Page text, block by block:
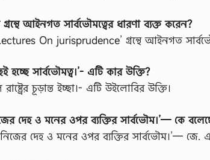
আইনগত সার্বভৌমত্বের ধারণা ব্যক্ত করেন?
On jurisprudence’ গ্রন্থে আইনগত
হচ্ছে সার্বভৌমত্ব।’- এটি কার উক্তি?
চূড়ান্ত ইচ্ছা।- এটি উইলোবির উক্তি।
দেহ ও মনের ওপর ব্যক্তির সার্বভৌম।’— কে
দেহ ও মনের ওপর ব্যক্তির সার্বভৌম।’— জে.